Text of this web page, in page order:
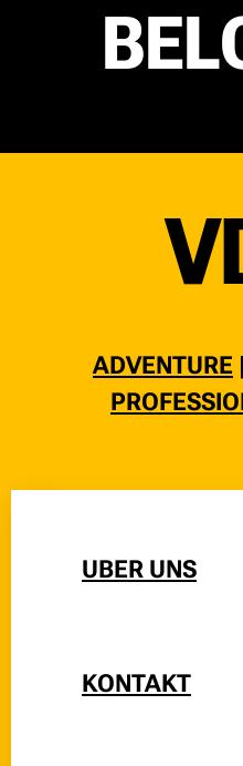
ADVENTURE |
UBER UNS
KONTAKT